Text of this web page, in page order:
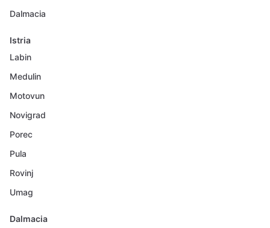
Dalmacia
Istria
Labin
Medulin
Motovun
Novigrad
Porec
Pula
Rovinj
Umag
Dalmacia